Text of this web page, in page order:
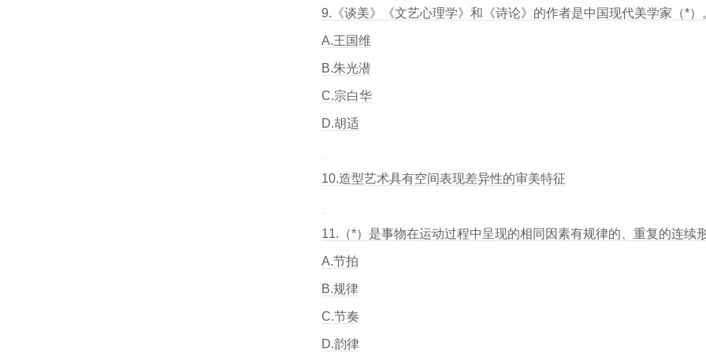
9.《谈美》《文艺心理学》和《诗论》的作者是中国现代美学家（*）
A.王国维
B.朱光潜
C.宗白华
D.胡适
10.造型艺术具有空间表现差异性的审美特征
11.（*）是事物在运动过程中呈现的相同因素有规律的、重复的连续形
A.节拍
B.规律
C.节奏
D.韵律